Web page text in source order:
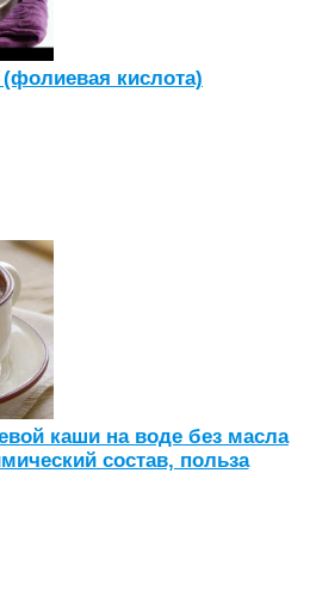
кислота)
каши на воде без масла
состав, польза